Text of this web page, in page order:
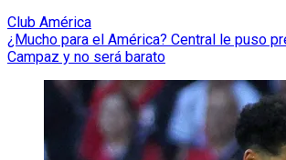
Club América
¿Mucho para el América? Central le puso
Campaz y no será barato